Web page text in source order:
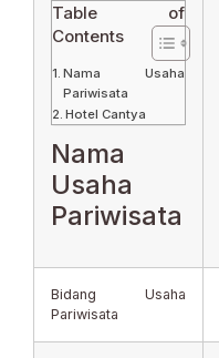
Table of
Contents
Nama Usaha
Pariwisata
Hotel Cantya
Nama
Usaha
Pariwisata
Bidang Usaha
Pariwisata